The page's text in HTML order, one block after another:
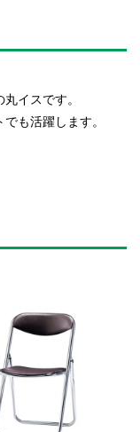
イスです。
も活躍します。